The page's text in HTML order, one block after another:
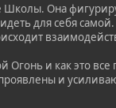
Она
для себя самой.
Огонь и как это все
и